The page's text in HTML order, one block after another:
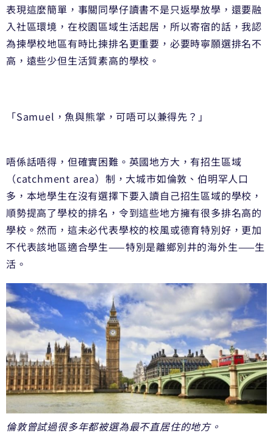
表現這麼簡單， 事關同學仔讀書不是只返學放學，還要融
入社區環境， 在校園區域生活起居，所以寄宿的話，我認
為揀學校地區有時比揀排名更重要，必要時寧願選排名不
高， 遠些少但生活質素高的學校。
「Samuel，魚與熊掌，可唔可以兼得先？」
唔係話唔得，但確實困難。英國地方大，有招生區域
（catchment area）制，大城市如倫敦、伯明罕人口
多， 本地學生在沒有選擇下要入讀自己招生區域的學校，
順勢提高了學校的排名，令到這些地方擁有很多排名高的
學校。然而，這未必代表學校的校風或德育特別好， 更加
不代表該地區適合學生——特別是離鄉別井的海外生——生
活。
倫敦曾試過很多年都被選為最不直居住的地方。